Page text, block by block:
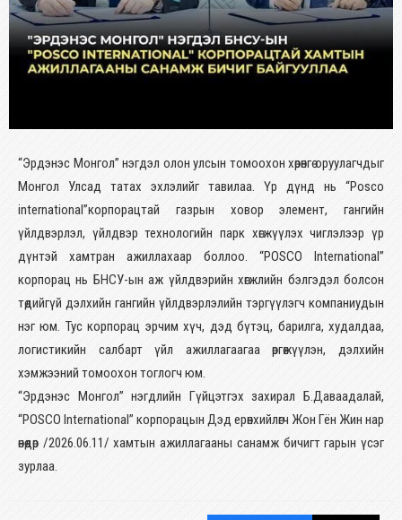
“Эрдэнэс Монгол” нэгдэл олон улсын томоохон хөрөнгө оруулагчдыг
Монгол Улсад татах эхлэлийг тавилаа. Үр дүнд нь “Posco
international”корпорацтай газрын ховор элемент, гангийн
үйлдвэрлэл, үйлдвэр технологийн парк хөгжүүлэх чиглэлээр үр
дүнтэй хамтран ажиллахаар боллоо. “POSCO International”
корпорац нь БНСУ-ын аж үйлдвэрийн хөгжлийн бэлгэдэл болсон
төдийгүй дэлхийн гангийн үйлдвэрлэлийн тэргүүлэгч компаниудын
нэг юм. Тус корпорац эрчим хүч, дэд бүтэц, барилга, худалдаа,
логистикийн салбарт үйл ажиллагаагаа өргөжүүлэн, дэлхийн
хэмжээний томоохон тоглогч юм.
“Эрдэнэс Монгол” нэгдлийн Гүйцэтгэх захирал Б.Даваадалай,
“POSCO International” корпорацын Дэд ерөнхийлөгч Жон Гён Жин нар
өнөөдөр /2026.06.11/ хамтын ажиллагааны санамж бичигт гарын үсэг
зурлаа.